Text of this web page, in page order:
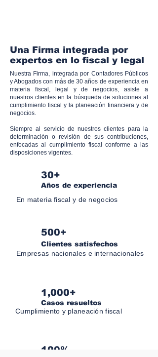
Una Firma integrada por
expertos en lo fiscal y legal
Nuestra Firma, integrada por Contadores Públicos
y Abogados con más de 30 años de experiencia en
materia fiscal, legal y de negocios, asiste a
nuestros clientes en la búsqueda de soluciones al
cumplimiento fiscal y la planeación financiera y de
negocios.
Siempre al servicio de nuestros clientes para la
determinación o revisión de sus contribuciones,
enfocadas al cumplimiento fiscal conforme a las
disposiciones vigentes.
Años de experiencia
30+
En materia fiscal y de negocios
Clientes satisfechos
500+
Empresas nacionales e internacionales
Casos resueltos
1,000+
Cumplimiento y planeación fiscal
100%